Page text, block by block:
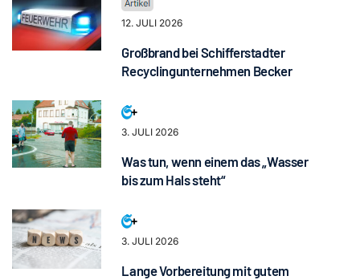
12. JULI 2026
Großbrand bei Schifferstadter
Recyclingunternehmen Becker
3. JULI 2026
Was tun, wenn einem das „Wasser
bis zum Hals steht“
3. JULI 2026
Lange Vorbereitung mit gutem